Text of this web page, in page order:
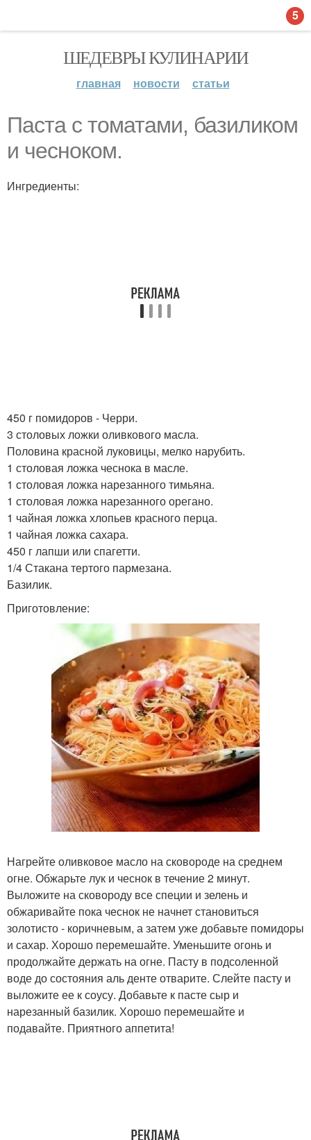
ШЕДЕВРЫ КУЛИНАРИИ
главная новости статьи
Паста с томатами, базиликом
и чесноком.
Ингредиенты:
450 г помидоров - Черри.
3 столовых ложки оливкового масла.
Половина красной луковицы, мелко нарубить.
1 столовая ложка чеснока в масле.
1 столовая ложка нарезанного тимьяна.
1 столовая ложка нарезанного орегано.
1 чайная ложка хлопьев красного перца.
1 чайная ложка сахара.
450 г лапши или спагетти.
1/4 Стакана тертого пармезана.
Базилик.
Приготовление:
Нагрейте оливковое масло на сковороде на среднем
огне. Обжарьте лук и чеснок в течение 2 минут.
Выложите на сковороду все специи и зелень и
обжаривайте пока чеснок не начнет становиться
золотисто - коричневым, а затем уже добавьте помидоры
и сахар. Хорошо перемешайте. Уменьшите огонь и
продолжайте держать на огне. Пасту в подсоленной
воде до состояния аль денте отварите. Слейте пасту и
выложите ее к соусу. Добавьте к пасте сыр и
нарезанный базилик. Хорошо перемешайте и
подавайте. Приятного аппетита!
5